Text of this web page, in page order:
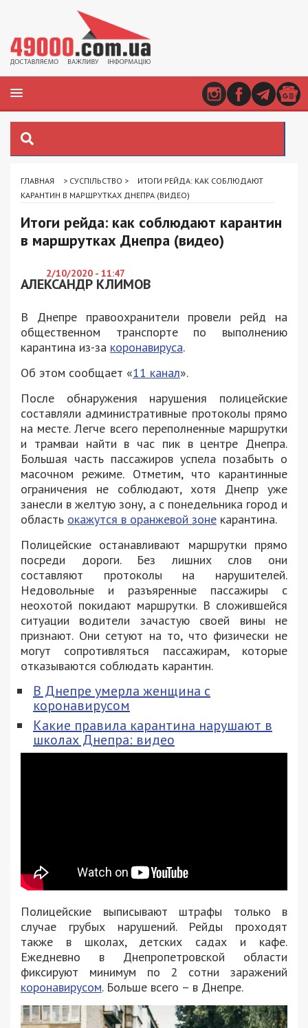
ГЛАВНАЯ > СУСПІЛЬСТВО >
ИТОГИ РЕЙДА: КАК СОБЛЮДАЮТ
КАРАНТИН В МАРШРУТКАХ ДНЕПРА (ВИДЕО)
Итоги рейда: как соблюдают карантин
в маршрутках Днепра (видео)
2/10/2020 - 11:47
АЛЕКСАНДР КЛИМОВ
В Днепре правоохранители провели рейд на
общественном транспорте по выполнению
карантина из-за коронавируса.
Об этом сообщает «11 канал».
После обнаружения нарушения полицейские
составляли административные протоколы прямо
на месте. Легче всего переполненные маршрутки
и трамваи найти в час пик в центре Днепра.
Большая часть пассажиров успела позабыть о
масочном режиме. Отметим, что карантинные
ограничения не соблюдают, хотя Днепр уже
занесли в желтую зону, а с понедельника город и
область окажутся в оранжевой зоне карантина.
Полицейские останавливают маршрутки прямо
посреди дороги. Без лишних слов они
составляют протоколы на нарушителей.
Недовольные и разъяренные пассажиры с
неохотой покидают маршрутки. В сложившейся
ситуации водители зачастую своей вины не
признают. Они сетуют на то, что физически не
могут сопротивляться пассажирам, которые
отказываются соблюдать карантин.
В Днепре умерла женщина с
коронавирусом
Какие правила карантина нарушают в
школах Днепра: видео
Полицейские выписывают штрафы только в
случае грубых нарушений. Рейды проходят
также в школах, детских садах и кафе.
Ежедневно в Днепропетровской области
фиксируют минимум по 2 сотни заражений
коронавирусом. Больше всего – в Днепре.